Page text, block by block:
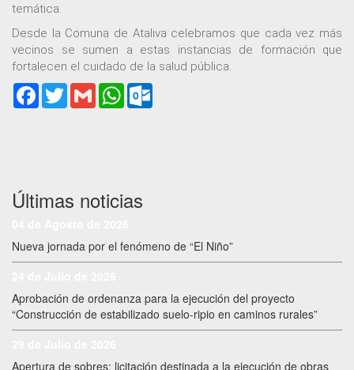
temática.
Desde la Comuna de Ataliva celebramos que cada vez más
vecinos se sumen a estas instancias de formación que
fortalecen el cuidado de la salud pública.
Facebook
TwitterGmail WhatsApp
Últimas noticias
Nueva jornada por el fenómeno de “El Niño”
Aprobación de ordenanza para la ejecución del proyecto
“Construcción de estabilizado suelo-ripio en caminos rurales”
Apertura de sobres: licitación destinada a la ejecución de obras